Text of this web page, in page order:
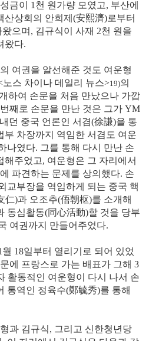
금이 1천 원가량 모였고, 부산에
산상회의 안희제 (安熙濟)로부터
으며, 김규식이 사재 2천 원을
왔다.
여권을 알선해준 것도 여운형
노스 차이나 데일리 뉴스>19)의
하여 손문을 처음 만났으나 가깝
째로 손문을 만난 것은 그가 YM
던 중국 언론인 서겸(徐謙)을 통
부 차장까지 역임한 서겸도 여운
나였다. 그를 통해 다시 만난 손
해주었고, 여운형은 그 자리에서
파견하는 문제를 상의했다. 손
교부장을 역임하게 되는 중국 핵
仁)과 오조추(俉朝枢)를 소개해
동심활동(同心活動)할 것을 당부
여권까지 만들어주었다.
18일부터 열리기로 되어 있었
에 프랑스로 가는 배표가 그해 3
활동적인 여운형이 다시 나서 손
통역인 정육수(鄭毓秀)를 통해
과 김규식, 그리고 신한청년당